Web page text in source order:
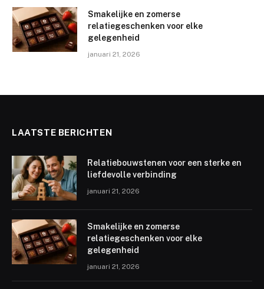
Smakelijke en zomerse
relatiegeschenken voor elke
gelegenheid
januari 21, 2026
LAATSTE BERICHTEN
Relatiebouwstenen voor een sterke en
liefdevolle verbinding
januari 21, 2026
Smakelijke en zomerse
relatiegeschenken voor elke
gelegenheid
januari 21, 2026